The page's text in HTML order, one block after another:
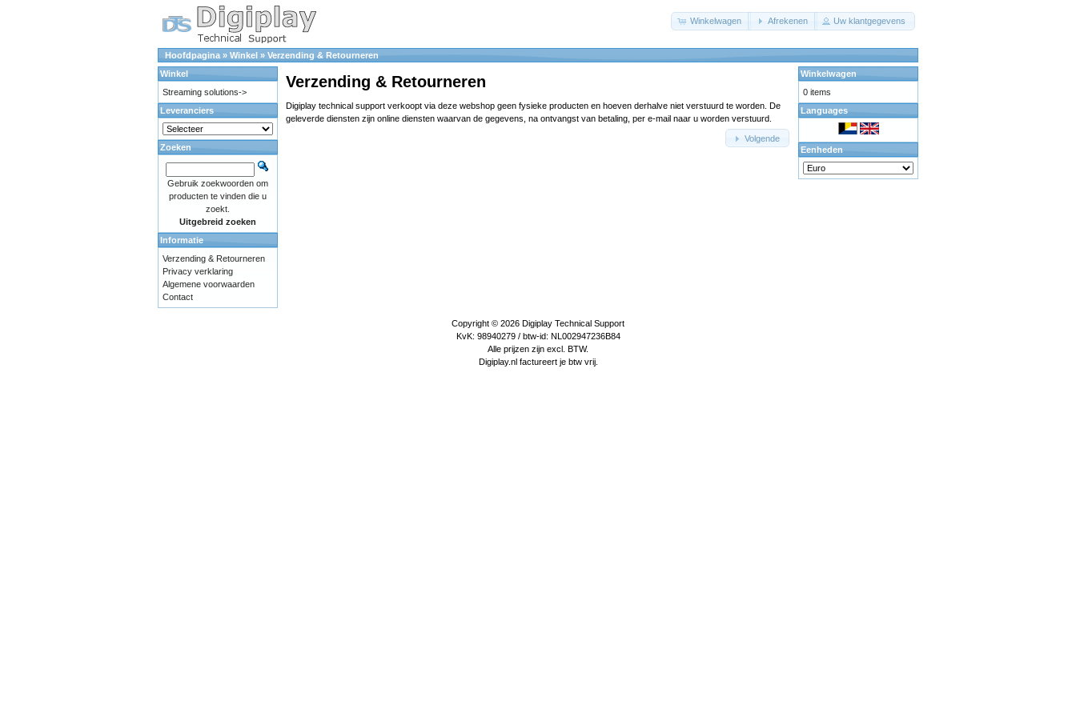
Winkelwagen Afrekenen Uw klantgegevens
Hoofdpagina » Winkel » Verzending & Retourneren
Verzending & Retourneren
Digiplay technical support verkoopt via deze webshop geen fysieke producten en hoeven derhalve niet verstuurd te worden. De
geleverde diensten zijn online diensten waarvan de gegevens, na ontvangst van betaling, per e-mail naar u worden verstuurd.
Volgende
Winkel
Streaming solutions->
Leveranciers
Zoeken
Gebruik zoekwoorden om
producten te vinden die u
zoekt.
Uitgebreid zoeken
Informatie
Verzending & Retourneren
Privacy verklaring
Algemene voorwaarden
Contact
Winkelwagen
0 items
Languages
Eenheden
Copyright © 2026 Digiplay Technical Support
KvK: 98940279 / btw-id: NL002947236B84
Alle prijzen zijn excl. BTW.
Digiplay.nl factureert je btw vrij.